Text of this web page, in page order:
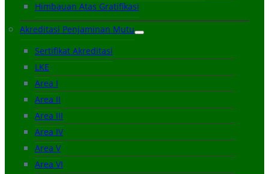
Himbauan Atas Gratifikasi
Akreditasi Penjaminan Mutu
Sertifikat Akreditasi
LKE
Area I
Area II
Area III
Area IV
Area V
Area VI